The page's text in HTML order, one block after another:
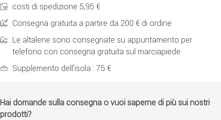
costi di spedizione 5,95 €
Consegna gratuita a partire da 200 € di ordine
Le altalene sono consegnate su appuntamento per
telefono con consegna gratuita sul marciapiede
Supplemento dell'isola : 75 €
Hai domande sulla consegna o vuoi saperne di più sui nostri
prodotti?